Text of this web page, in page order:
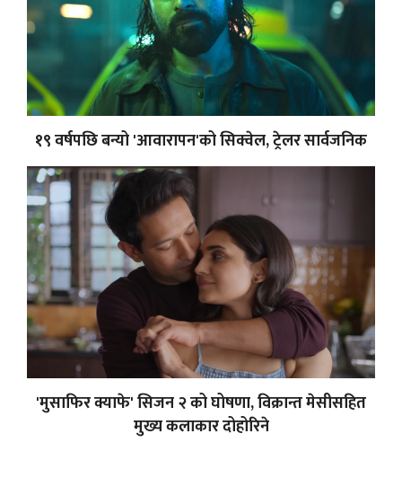
१९ वर्षपछि बन्यो 'आवारापन'को सिक्वेल, ट्रेलर सार्वजनिक
'मुसाफिर क्याफे' सिजन २ को घोषणा, विक्रान्त मेसीसहित
मुख्य कलाकार दोहोरिने